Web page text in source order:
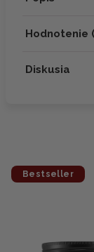
Hodnotenie
Diskusia
Bestseller